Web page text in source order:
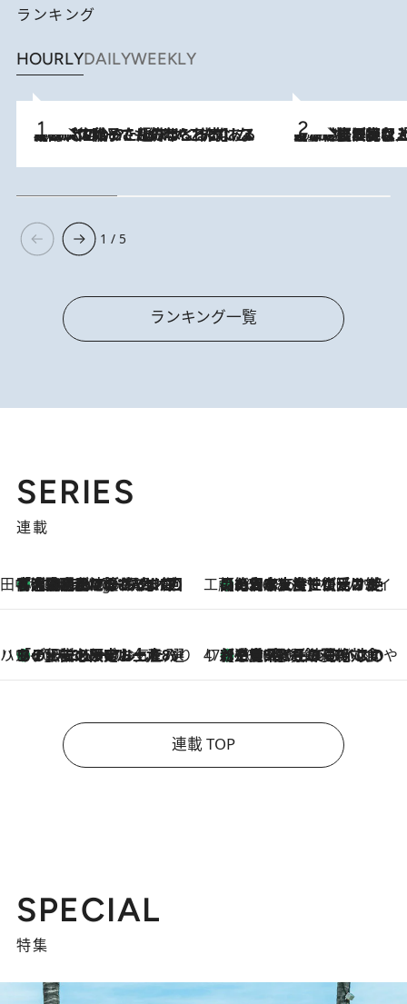
ランキング
HOURLYDAILYWEEKLY
2026.8.5
【阿川佐和子さんの年とる力】なぜ70代で始めた趣味は“こんなに楽しい”のか？ ピアノ、俳句…スランプに陥っても続けられる“ある秘訣”とは 2026.8.5
【なぜ吉沢亮は「気配を消せる」のか？】興行収入208億の『国宝』を経て挑むミュージカル『ディア・エヴァン・ハンセン』。トップ俳優が舞台上でさらけ出した“孤独”とは
1 / 5
ランキング一覧
SERIES
連載
田中稲の勝手に再ブーム
4 Hours Ago
「湘南乃風に憧れて」観客大盛上がりの“タオル回し”に、ラッパー顔負けの高速歌唱まで…さだまさし（74）のアグレッシブすぎる現在地 工藤まやのおもてなしハワイ
2026.8.6
【ハワイ土産】ローカルの絶大な支持で復活！ 絶品の幻クッキー《元ファンの日本人女性が受け継いだ名店》
ハワイ賢者 リサのお気に入りリスト2026.8.6
あの伝説の限定トートも！ リニューアルした「ディーン＆デルーカ ハワイ」で必須のお土産8選 47都道府県の手みやげ ひんやりスイーツで夏を満喫
2026.8.6
【三重県】この夏絶対食べたい 冷やしておいしいおやつ3選 お餅×アイスの新感覚スイーツ
連載 TOP
SPECIAL
特集